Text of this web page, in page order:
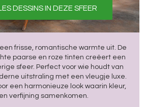
DESSINS IN DEZE SFEER
frisse, romantische warmte uit. De
paarse en roze tinten creëert een
sfeer. Perfect voor wie houdt van
uitstraling met een vleugje luxe.
een harmonieuze look waarin kleur,
verfijning samenkomen.